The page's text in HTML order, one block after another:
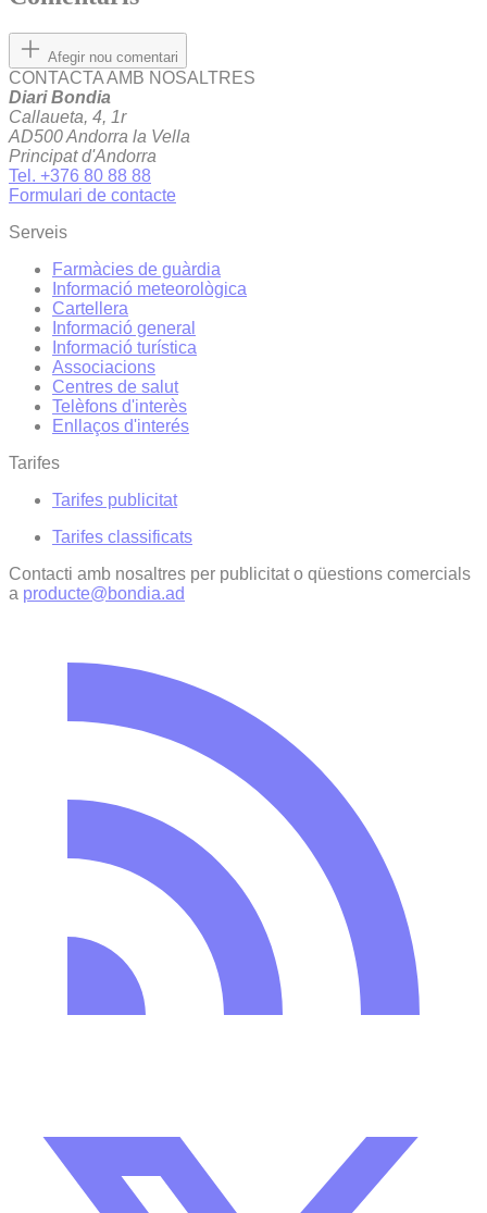
Afegir nou comentari
CONTACTA AMB NOSALTRES
Diari Bondia
Callaueta, 4, 1r
AD500 Andorra la Vella
Principat d'Andorra
Tel. +376 80 88 88
Formulari de contacte
Serveis
Farmàcies de guàrdia
Informació meteorològica
Cartellera
Informació general
Informació turística
Associacions
Centres de salut
Telèfons d'interès
Enllaços d'interés
Tarifes
Tarifes publicitat
Tarifes classificats
Contacti amb nosaltres per publicitat o qüestions comercials
a producte@bondia.ad